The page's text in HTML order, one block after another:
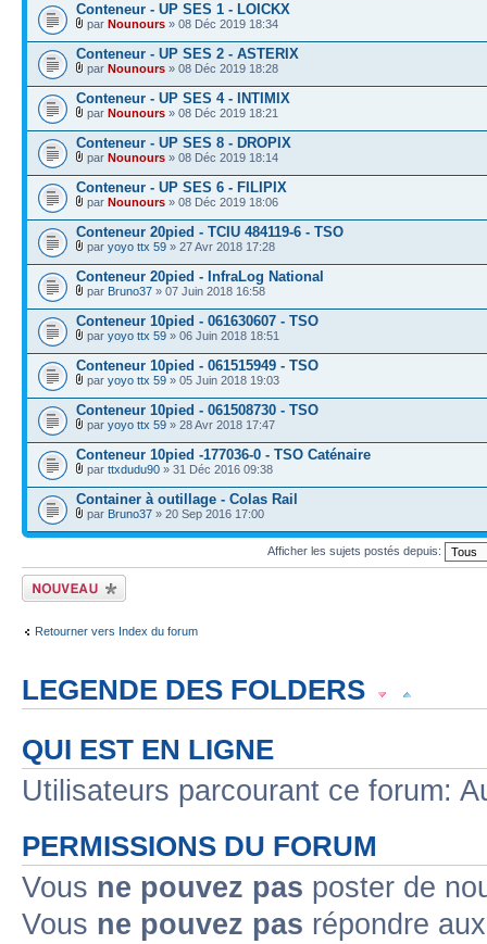
Conteneur - UP SES 1 - LOICKX
par Nounours » 08 Déc 2019 18:34
Conteneur - UP SES 2 - ASTERIX
par Nounours » 08 Déc 2019 18:28
Conteneur - UP SES 4 - INTIMIX
par Nounours » 08 Déc 2019 18:21
Conteneur - UP SES 8 - DROPIX
par Nounours » 08 Déc 2019 18:14
Conteneur - UP SES 6 - FILIPIX
par Nounours » 08 Déc 2019 18:06
Conteneur 20pied - TCIU 484119-6 - TSO
par yoyo ttx 59 » 27 Avr 2018 17:28
Conteneur 20pied - InfraLog National
par Bruno37 » 07 Juin 2018 16:58
Conteneur 10pied - 061630607 - TSO
par yoyo ttx 59 » 06 Juin 2018 18:51
Conteneur 10pied - 061515949 - TSO
par yoyo ttx 59 » 05 Juin 2018 19:03
Conteneur 10pied - 061508730 - TSO
par yoyo ttx 59 » 28 Avr 2018 17:47
Conteneur 10pied -177036-0 - TSO Caténaire
par ttxdudu90 » 31 Déc 2016 09:38
Container à outillage - Colas Rail
par Bruno37 » 20 Sep 2016 17:00
Afficher les sujets postés depuis:
Écrire un nouveau
sujet
Retourner vers Index du forum
LEGENDE DES FOLDERS
Sujet populaire lu Sujet lu fermé Sujet lu fermé dans lequel j'ai posté
Sujet populaire non lu Sujet non lu fermé Sujet non lu fermé dans
Topic déplacé
QUI EST EN LIGNE
Utilisateurs parcourant ce forum:
PERMISSIONS DU FORUM
Vous ne pouvez pas poster de
Vous ne pouvez pas répondre